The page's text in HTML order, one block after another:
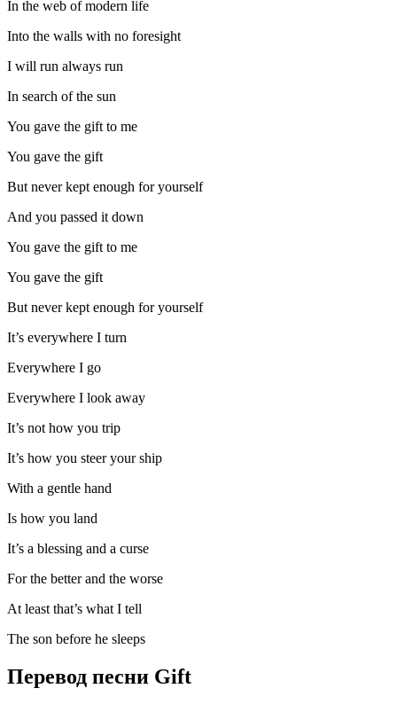
In the web of modern life
Into the walls with no foresight
I will run always run
In search of the sun
You gave the gift to me
You gave the gift
But never kept enough for yourself
And you passed it down
You gave the gift to me
You gave the gift
But never kept enough for yourself
It’s everywhere I turn
Everywhere I go
Everywhere I look away
It’s not how you trip
It’s how you steer your ship
With a gentle hand
Is how you land
It’s a blessing and a curse
For the better and the worse
At least that’s what I tell
The son before he sleeps
Перевод песни Gift